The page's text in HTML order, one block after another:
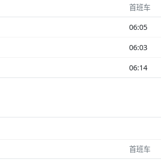
首班车
06:05
06:03
06:14
首班车